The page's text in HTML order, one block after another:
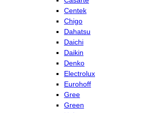
Centek
Chigo
Dahatsu
Daichi
Daikin
Denko
Electrolux
Eurohoff
Gree
Green